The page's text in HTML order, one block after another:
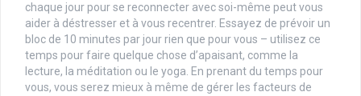
chaque jour pour se reconnecter avec soi-même peut vous
aider à déstresser et à vous recentrer. Essayez de prévoir un
bloc de 10 minutes par jour rien que pour vous – utilisez ce
temps pour faire quelque chose d’apaisant, comme la
lecture, la méditation ou le yoga. En prenant du temps pour
vous, vous serez mieux à même de gérer les facteurs de